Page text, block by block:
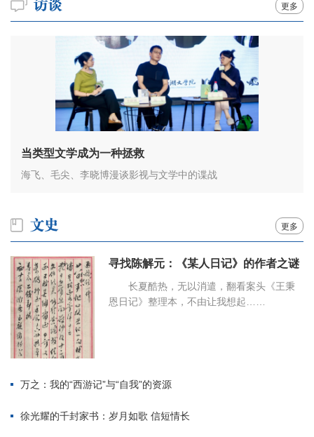
更多
当类型文学成为一种拯救
海飞、毛尖、李晓博漫谈影视与文学中的谍战
更多
寻找陈解元：《某人日记》的作者之谜
长夏酷热，无以消遣，翻看案头《王秉
恩日记》整理本，不由让我想起……
万之：我的“西游记”与“自我”的资源
徐光耀的千封家书：岁月如歌 信短情长